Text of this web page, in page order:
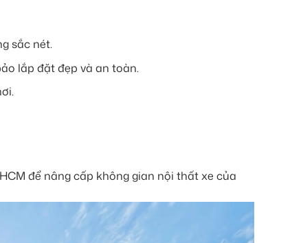
sắc nét.
lắp đặt đẹp và an toàn.
để nâng cấp không gian nội thất xe của